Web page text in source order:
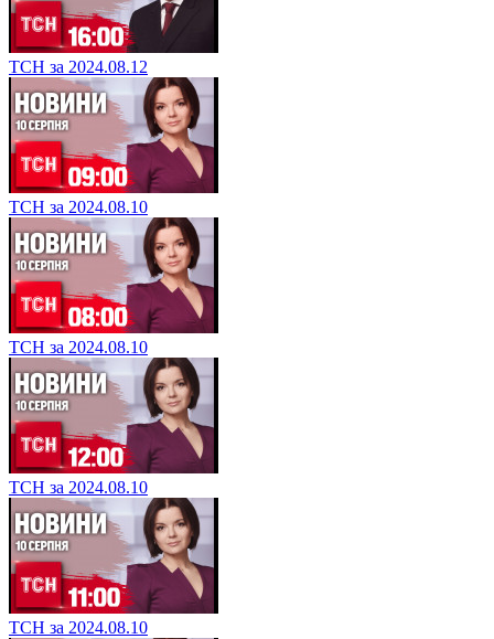
ТСН за 2024.08.12
ТСН за 2024.08.10
ТСН за 2024.08.10
ТСН за 2024.08.10
ТСН за 2024.08.10